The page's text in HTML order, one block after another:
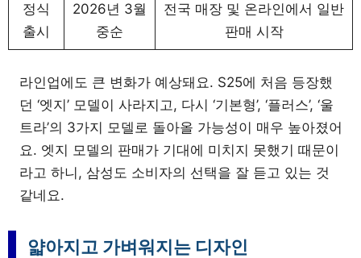
정식
출시
2026년 3월
중순
전국 매장 및 온라인에서 일반
판매 시작
라인업에도 큰 변화가 예상돼요. S25에 처음 등장했
던 ‘엣지’ 모델이 사라지고, 다시 ‘기본형’, ‘플러스’, ‘울
트라’의 3가지 모델로 돌아올 가능성이 매우 높아졌어
요. 엣지 모델의 판매가 기대에 미치지 못했기 때문이
라고 하니, 삼성도 소비자의 선택을 잘 듣고 있는 것
같네요.
얇아지고 가벼워지는 디자인